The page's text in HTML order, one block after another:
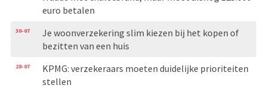
euro betalen
30-07
Je woonverzekering slim kiezen bij het kopen of
bezitten van een huis
28-07
KPMG: verzekeraars moeten duidelijke prioriteiten
stellen